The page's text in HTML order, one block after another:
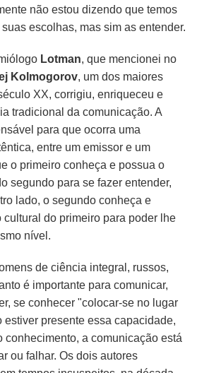
não estou dizendo que temos
escolhas, mas sim as entender.
Lotman, que mencionei no
Kolmogorov, um dos maiores
XX, corrigiu, enriqueceu e
tradicional da comunicação. A
para que ocorra uma
entre um emissor e um
o primeiro conheça e possua o
segundo para se fazer entender,
lado, o segundo conheça e
cultural do primeiro para poder lhe
nível.
de ciência integral, russos,
é importante para comunicar,
se conhecer "colocar-se no lugar
estiver presente essa capacidade,
conhecimento, a comunicação está
ou falhar. Os dois autores